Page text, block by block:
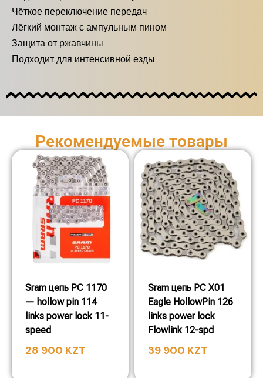
Чёткое переключение передач
Лёгкий монтаж с ампульным пином
Защита от ржавчины
Подходит для интенсивной езды
Рекомендуемые товары
Sram цепь PC 1170
— hollow pin 114
links power lock 11-
speed
28 900 KZT
Sram цепь PC X01
Eagle HollowPin 126
links power lock
Flowlink 12-spd
39 900 KZT